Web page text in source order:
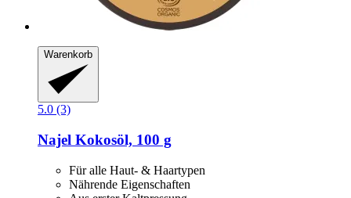
Warenkorb
5.0 (3)
Najel Kokosöl, 100 g
Für alle Haut- & Haartypen
Nährende Eigenschaften